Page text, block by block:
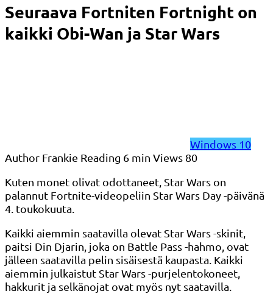
Seuraava Fortniten Fortnight on
kaikki Obi-Wan ja Star Wars
Windows 10
Author Frankie Reading 6 min Views 80
Kuten monet olivat odottaneet, Star Wars on
palannut Fortnite-videopeliin Star Wars Day -päivänä
4. toukokuuta.
Kaikki aiemmin saatavilla olevat Star Wars -skinit,
paitsi Din Djarin, joka on Battle Pass -hahmo, ovat
jälleen saatavilla pelin sisäisestä kaupasta. Kaikki
aiemmin julkaistut Star Wars -purjelentokoneet,
hakkurit ja selkänojat ovat myös nyt saatavilla.